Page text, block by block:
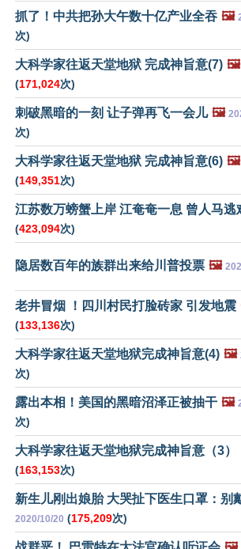
抓了！中共把孙大午数十亿产业全吞 🖼️
次)
大科学家往返天堂地狱 完成神旨意(7) 🖼️
(171,024次)
刺破黑暗的一刻 让子弹再飞一会儿 🖼️
次)
大科学家往返天堂地狱 完成神旨意(6) 🖼️
(149,351次)
江苏数万螃蟹上岸 江奄奄一息 曾人马逃
(423,094次)
隐居数百年的族群出来给川普投票 🖼️
老井冒烟 ！四川村民打脸砖家 引发地震
(133,136次)
大科学家往返天堂地狱完成神旨意(4) 🖼️
次)
露出本相！美国的黑暗沼泽正被抽干 🖼️
次)
大科学家往返天堂地狱完成神旨意（3）
(163,153次)
新生儿刚出娘胎 大哭扯下医生口罩：别
2020/10/20 (175,209次)